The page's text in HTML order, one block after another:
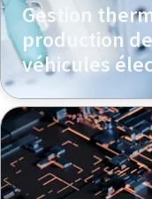
Gestion
production
véhicules